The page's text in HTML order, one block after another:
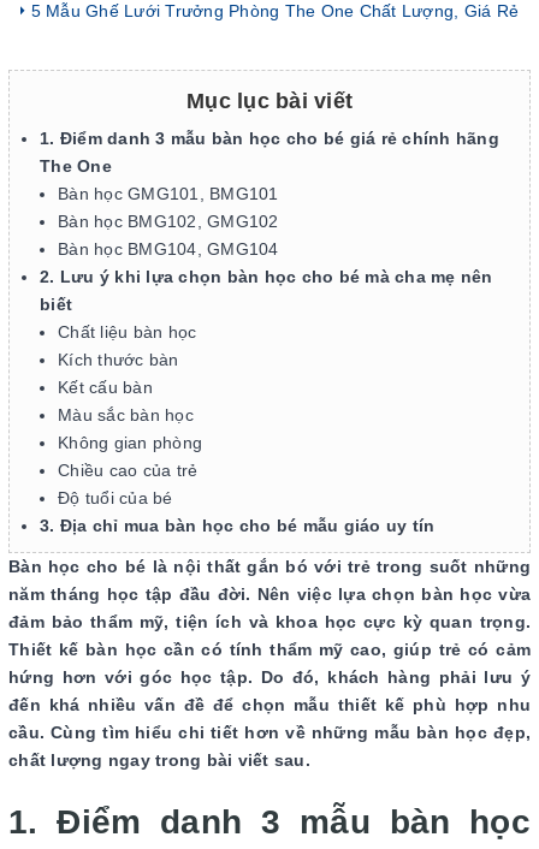
5 Mẫu Ghế Lưới Trưởng Phòng The One Chất Lượng, Giá Rẻ
Mục lục bài viết
1. Điểm danh 3 mẫu bàn học cho bé giá rẻ chính hãng
The One
Bàn học GMG101, BMG101
Bàn học BMG102, GMG102
Bàn học BMG104, GMG104
2. Lưu ý khi lựa chọn bàn học cho bé mà cha mẹ nên
biết
Chất liệu bàn học
Kích thước bàn
Kết cấu bàn
Màu sắc bàn học
Không gian phòng
Chiều cao của trẻ
Độ tuổi của bé
3. Địa chỉ mua bàn học cho bé mẫu giáo uy tín
Bàn học cho bé là nội thất gắn bó với trẻ trong suốt những
năm tháng học tập đầu đời. Nên việc lựa chọn bàn học vừa
đảm bảo thẩm mỹ, tiện ích và khoa học cực kỳ quan trọng.
Thiết kế bàn học cần có tính thẩm mỹ cao, giúp trẻ có cảm
hứng hơn với góc học tập. Do đó, khách hàng phải lưu ý
đến khá nhiều vấn đề để chọn mẫu thiết kế phù hợp nhu
cầu. Cùng tìm hiểu chi tiết hơn về những mẫu bàn học đẹp,
chất lượng ngay trong bài viết sau.
1. Điểm danh 3 mẫu bàn học